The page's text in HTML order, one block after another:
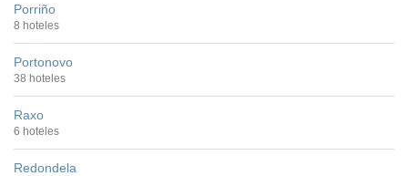
Porriño
8 hoteles
Portonovo
38 hoteles
Raxo
6 hoteles
Redondela